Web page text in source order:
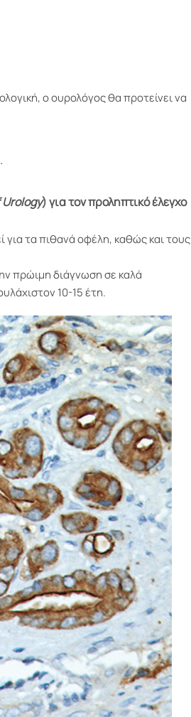
ο ουρολόγος θα προτείνει να
) για τον προληπτικό έλεγχο
τα πιθανά οφέλη, καθώς και τους
πρώιμη διάγνωση σε καλά
10-15 έτη.